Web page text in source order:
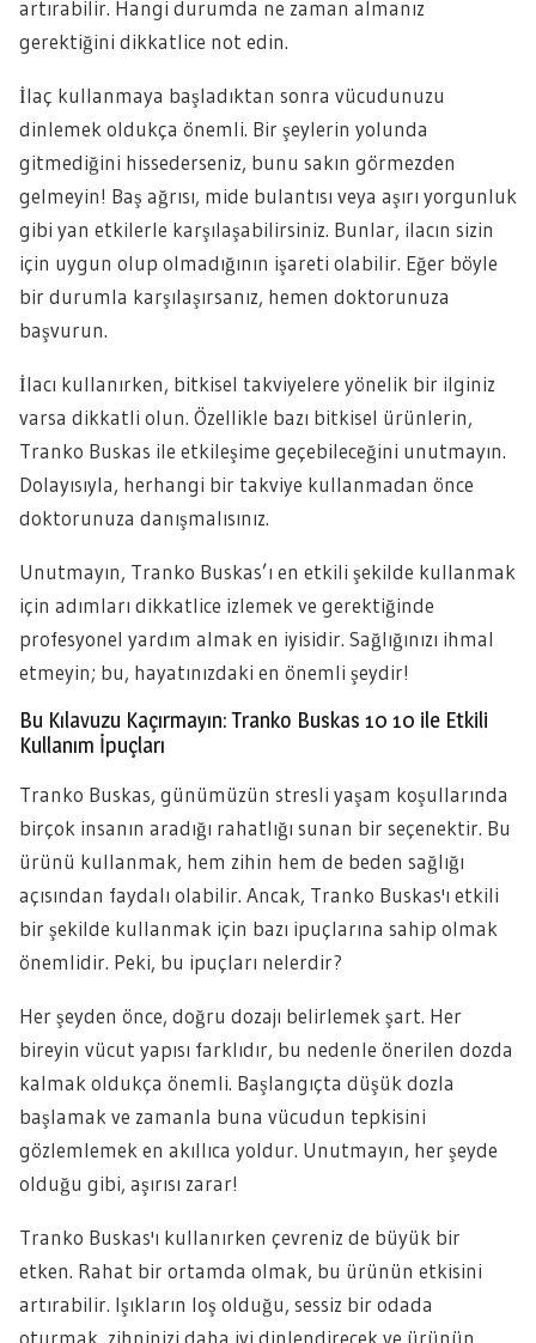
artırabilir. Hangi durumda ne zaman almanız
gerektiğini dikkatlice not edin.
İlaç kullanmaya başladıktan sonra vücudunuzu
dinlemek oldukça önemli. Bir şeylerin yolunda
gitmediğini hissederseniz, bunu sakın görmezden
gelmeyin! Baş ağrısı, mide bulantısı veya aşırı yorgunluk
gibi yan etkilerle karşılaşabilirsiniz. Bunlar, ilacın sizin
için uygun olup olmadığının işareti olabilir. Eğer böyle
bir durumla karşılaşırsanız, hemen doktorunuza
başvurun.
İlacı kullanırken, bitkisel takviyelere yönelik bir ilginiz
varsa dikkatli olun. Özellikle bazı bitkisel ürünlerin,
Tranko Buskas ile etkileşime geçebileceğini unutmayın.
Dolayısıyla, herhangi bir takviye kullanmadan önce
doktorunuza danışmalısınız.
Unutmayın, Tranko Buskas’ı en etkili şekilde kullanmak
için adımları dikkatlice izlemek ve gerektiğinde
profesyonel yardım almak en iyisidir. Sağlığınızı ihmal
etmeyin; bu, hayatınızdaki en önemli şeydir!
Bu Kılavuzu Kaçırmayın: Tranko Buskas 10 10 ile Etkili
Kullanım İpuçları
Tranko Buskas, günümüzün stresli yaşam koşullarında
birçok insanın aradığı rahatlığı sunan bir seçenektir. Bu
ürünü kullanmak, hem zihin hem de beden sağlığı
açısından faydalı olabilir. Ancak, Tranko Buskas'ı etkili
bir şekilde kullanmak için bazı ipuçlarına sahip olmak
önemlidir. Peki, bu ipuçları nelerdir?
Her şeyden önce, doğru dozajı belirlemek şart. Her
bireyin vücut yapısı farklıdır, bu nedenle önerilen dozda
kalmak oldukça önemli. Başlangıçta düşük dozla
başlamak ve zamanla buna vücudun tepkisini
gözlemlemek en akıllıca yoldur. Unutmayın, her şeyde
olduğu gibi, aşırısı zarar!
Tranko Buskas'ı kullanırken çevreniz de büyük bir
etken. Rahat bir ortamda olmak, bu ürünün etkisini
artırabilir. Işıkların loş olduğu, sessiz bir odada
oturmak, zihninizi daha iyi dinlendirecek ve ürünün